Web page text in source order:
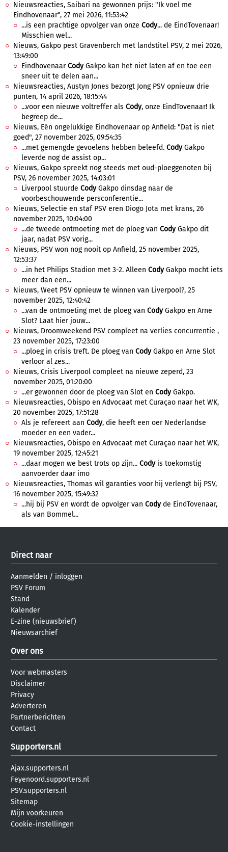
Nieuwsreacties, Saibari na gewonnen prijs: "Ik voel me
Eindhovenaar", 27 mei 2026, 11:53:42
...is een prachtige opvolger van onze Cody... de EindTovenaar!
Misschien wel...
Nieuws, Gakpo pest Gravenberch met landstitel PSV, 2 mei 2026,
13:49:00
EindhovenaarCodyGakpo kan het niet laten af en toe een
sneer uit te delen aan...
Nieuwsreacties, Austyn Jones bezorgt Jong PSV opnieuw drie
punten, 14 april 2026, 18:15:44
...voor een nieuwe voltreffer als Cody, onze EindTovenaar! Ik
begreep de...
Nieuws, Eén ongelukkige Eindhovenaar op Anfield: "Dat is niet
goed", 27 november 2025, 09:54:35
...met gemengde gevoelens hebben beleefd. CodyGakpo
leverde nog de assist op...
Nieuws, Gakpo spreekt nog steeds met oud-ploeggenoten bij
PSV, 26 november 2025, 14:03:01
Liverpool stuurde CodyGakpo dinsdag naar de
voorbeschouwende persconferentie...
Nieuws, Selectie en staf PSV eren Diogo Jota met krans, 26
november 2025, 10:04:00
...de tweede ontmoeting met de ploeg van CodyGakpo dit
jaar, nadat PSV vorig...
Nieuws, PSV won nog nooit op Anfield, 25 november 2025,
12:53:37
...in het Philips Stadion met 3-2. Alleen CodyGakpo mocht iets
meer dan een...
Nieuws, Weet PSV opnieuw te winnen van Liverpool?, 25
november 2025, 12:40:42
...van de ontmoeting met de ploeg van CodyGakpo en Arne
Slot? Laat hier jouw...
Nieuws, Droomweekend PSV compleet na verlies concurrentie ,
23 november 2025, 17:23:00
...ploeg in crisis treft. De ploeg van CodyGakpo en Arne Slot
verloor al zes...
Nieuws, Crisis Liverpool compleet na nieuwe zeperd, 23
november 2025, 01:20:00
...er gewonnen door de ploeg van Slot en CodyGakpo.
Nieuwsreacties, Obispo en Advocaat met Curaçao naar het WK,
20 november 2025, 17:51:28
Als je refereert aan Cody, die heeft een oer Nederlandse
moeder en een vader...
Nieuwsreacties, Obispo en Advocaat met Curaçao naar het WK,
19 november 2025, 12:45:21
...daar mogen we best trots op zijn... Codyis toekomstig
aanvoerder daar imo
Nieuwsreacties, Thomas wil garanties voor hij verlengt bij PSV,
16 november 2025, 15:49:32
...hij bij PSV en wordt de opvolger van Codyde EindTovenaar,
als van Bommel...
Direct naar
Aanmelden / inloggen
PSV Forum
Stand
Kalender
E-zine (nieuwsbrief)
Nieuwsarchief
Over ons
Voor webmasters
Disclaimer
Privacy
Adverteren
Partnerberichten
Contact
Supporters.nl
Ajax.supporters.nl
Feyenoord.supporters.nl
PSV.supporters.nl
Sitemap
Mijn voorkeuren
Cookie-instellingen